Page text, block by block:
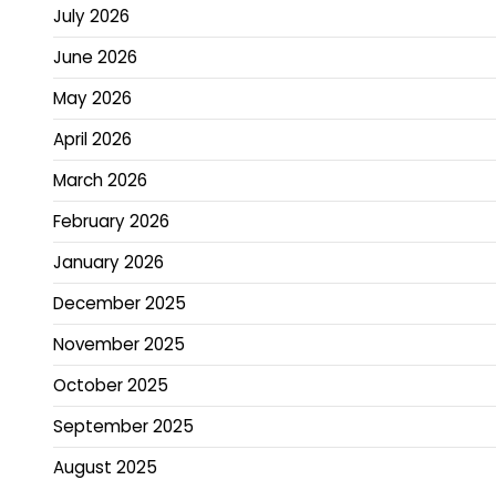
July 2026
June 2026
May 2026
April 2026
March 2026
February 2026
January 2026
December 2025
November 2025
October 2025
September 2025
August 2025